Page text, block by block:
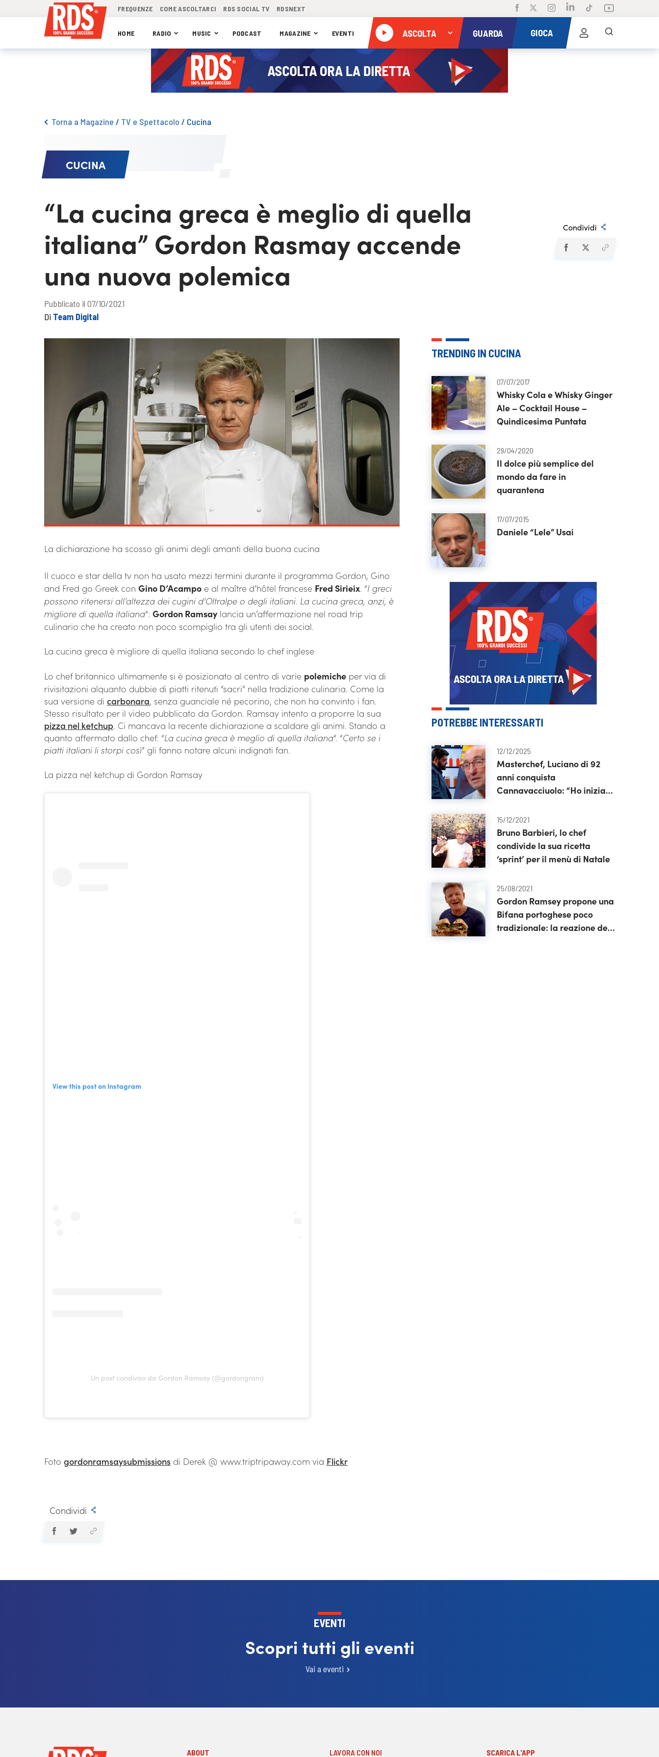
FREQUENZE COME ASCOLTARCI RDS SOCIAL TV RDSNEXT
HOME RADIO MUSIC PODCAST MAGAZINE EVENTI ASCOLTA GUARDA GIOCA
Torna a Magazine / TV e Spettacolo / Cucina
CUCINA
“La cucina greca è meglio di quella
italiana” Gordon Rasmay accende
una nuova polemica
Condividi
Pubblicato il 07/10/2021
Di Team Digital
La dichiarazione ha scosso gli animi degli amanti della buona cucina
Il cuoco e star della tv non ha usato mezzi termini durante il programma Gordon, Gino
and Fred go Greek con Gino D’Acampo e al maître d’hôtel francese Fred Sirieix. “I greci
possono ritenersi all’altezza dei cugini d’Oltralpe o degli italiani. La cucina greca, anzi, è
migliore di quella italiana“: Gordon Ramsay lancia un’affermazione nel road trip
culinario che ha creato non poco scompiglio tra gli utenti dei social.
La cucina greca è migliore di quella italiana secondo lo chef inglese
Lo chef britannico ultimamente si è posizionato al centro di varie polemiche per via di
rivisitazioni alquanto dubbie di piatti ritenuti “sacri” nella tradizione culinaria. Come la
sua versione di carbonara, senza guanciale né pecorino, che non ha convinto i fan.
Stesso risultato per il video pubblicato da Gordon. Ramsay intento a proporre la sua
pizza nel ketchup. Ci mancava la recente dichiarazione a scaldare gli animi. Stando a
quanto affermato dallo chef: “La cucina greca è meglio di quella italiana“. “Certo se i
piatti italiani li storpi così” gli fanno notare alcuni indignati fan.
La pizza nel ketchup di Gordon Ramsay
View this post on Instagram
Un post condiviso da Gordon Ramsay (@gordongram)
Foto gordonramsaysubmissions di Derek @ www.triptripaway.com via Flickr
Condividi
TRENDING IN CUCINA
07/07/2017
Whisky Cola e Whisky Ginger
Ale – Cocktail House –
Quindicesima Puntata
29/04/2020
Il dolce più semplice del
mondo da fare in
quarantena
17/07/2015
Daniele “Lele” Usai
POTREBBE INTERESSARTI
12/12/2025
Masterchef, Luciano di 92
anni conquista
Cannavacciuolo: “Ho iniziato
moglie”
15/12/2021
Bruno Barbieri, lo chef
condivide la sua ricetta
‘sprint’ per il menù di Natale
25/08/2021
Gordon Ramsey propone una
Bifana portoghese poco
tradizionale: la reazione dei
EVENTI
Scopri tutti gli eventi
Vai a eventi
ABOUT LAVORA CON NOI SCARICA L'APP